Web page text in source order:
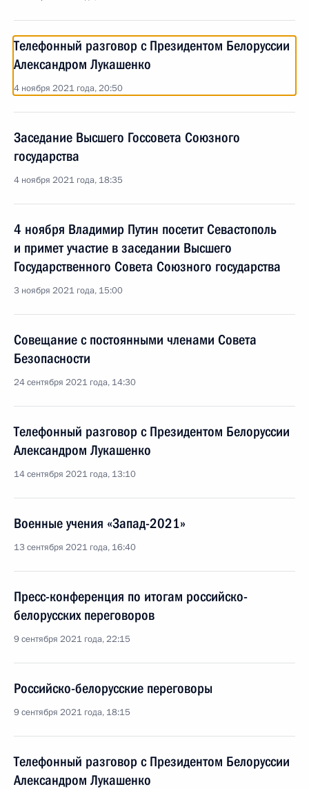
Телефонный разговор с Президентом Белоруссии
Александром Лукашенко
4 ноября 2021 года, 20:50
Заседание Высшего Госсовета Союзного
государства
4 ноября 2021 года, 18:35
4 ноября Владимир Путин посетит Севастополь
и примет участие в заседании Высшего
Государственного Совета Союзного государства
3 ноября 2021 года, 15:00
Совещание с постоянными членами Совета
Безопасности
24 сентября 2021 года, 14:30
Телефонный разговор с Президентом Белоруссии
Александром Лукашенко
14 сентября 2021 года, 13:10
Военные учения «Запад-2021»
13 сентября 2021 года, 16:40
Пресс-конференция по итогам российско-
белорусских переговоров
9 сентября 2021 года, 22:15
Российско-белорусские переговоры
9 сентября 2021 года, 18:15
Телефонный разговор с Президентом Белоруссии
Александром Лукашенко